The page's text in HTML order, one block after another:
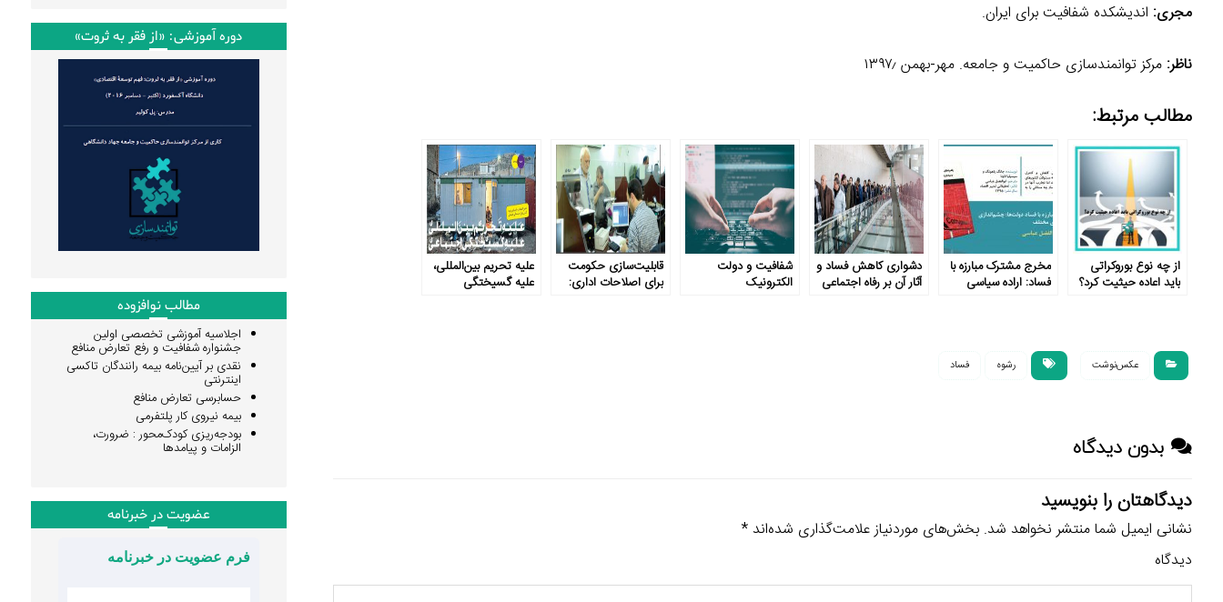
مجری: اندیشکده شفافیت برای ایران.
ناظر: مرکز توانمندسازی حاکمیت و جامعه. مهر-بهمن ۱۳۹۷٫
مطالب مرتبط:
از چه نوع بوروکراتی
باید اعاده حیثیت کرد؟
مخرج مشترک مبارزه با
فساد: اراده سیاسی
دشواری کاهش فساد و
آثار آن بر رفاه اجتماعی
شفافیت و دولت
الکترونیک
قابلیت‌سازی حکومت
برای اصلاحات اداری:
علیه تحریم بین‌المللی،
علیه گسیختگی
عکس‌نوشت رشوه فساد
بدون دیدگاه
دیدگاهتان را بنویسید
نشانی ایمیل شما منتشر نخواهد شد. بخش‌های موردنیاز علامت‌گذاری شده‌اند*
دیدگاه
دوره آموزشی: «از فقر به ثروت»
مطالب نوافزوده
اجلاسیه آموزشی تخصصی اولین
جشنواره شفافیت و رفع تعارض منافع
نقدی بر آیین‌نامه بیمه رانندگان تاکسی
اینترنتی
حسابرسی تعارض منافع
بیمه نیروی کار پلتفرمی
بودجه‌ریزی کودک‌محور : ضرورت،
الزامات و پیامدها
عضویت در خبرنامه
فرم عضویت در خبرنامه